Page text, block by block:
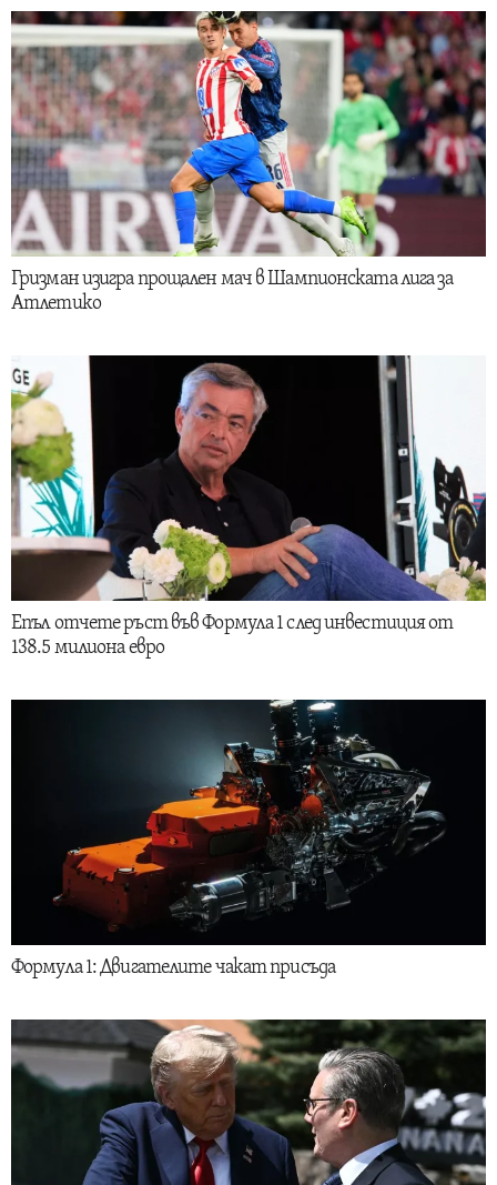
Гризман изигра прощален мач в Шампионската лига за
Атлетико
Епъл отчете ръст във Формула 1 след инвестиция от
138.5 милиона евро
Формула 1: Двигателите чакат присъда